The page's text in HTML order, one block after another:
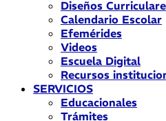
Diseños
Calendario Escolar
Efemérides
Videos
Escuela Digital
Recursos
SERVICIOS
Educacionales
Trámites